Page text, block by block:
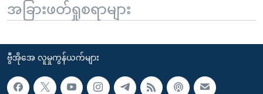
အခြားဖတ်ရှုစရာများ
ဗွီအိုအေ လူမှုကွန်ယက်များ